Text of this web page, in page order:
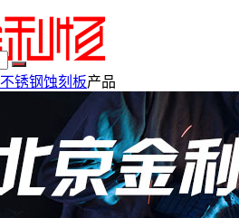
不锈钢蚀刻板产品